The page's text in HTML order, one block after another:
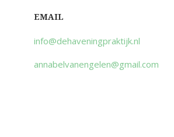
EMAIL
info@dehaveningpraktijk.nl
annabelvanengelen@gmail.com